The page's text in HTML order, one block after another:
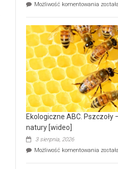
Możliwość komentowania
Wielka
z
ponad
15,6
mln
na
[wideo]
Ekologiczne ABC.
natury [wideo]
3 sierpnia, 2026
Możliwość komentowania